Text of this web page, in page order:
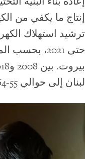
إنتاج ما يكفي من
حتى 2021،
لبنان إلى حوالي 55-64% فقط.